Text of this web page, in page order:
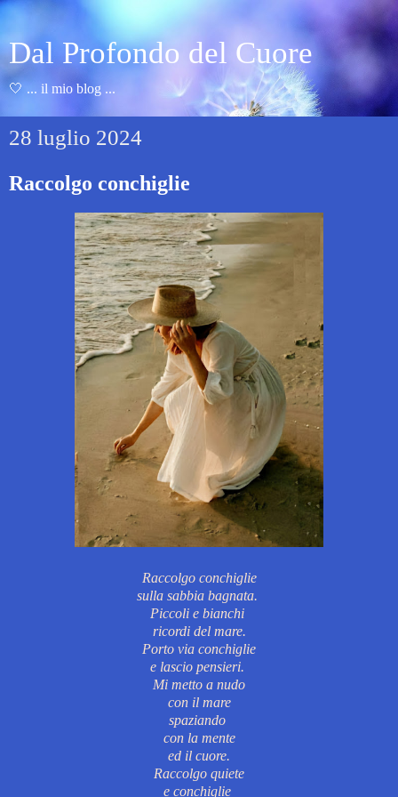
Dal Profondo del Cuore
🤍 ... il mio blog ...
28 luglio 2024
Raccolgo conchiglie
Raccolgo conchiglie
sulla sabbia bagnata.
Piccoli e bianchi
ricordi del mare.
Porto via conchiglie
e lascio pensieri.
Mi metto a nudo
con il mare
spaziando
con la mente
ed il cuore.
Raccolgo quiete
e conchiglie